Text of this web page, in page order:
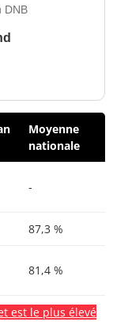
DNB
Moyenne
nationale
-
87,3 %
81,4 %
est le plus élevé